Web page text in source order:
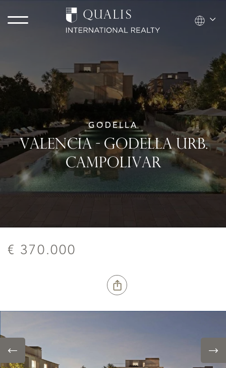
GODELLA
VALENCIA - GODELLA URB.
CAMPOLIVAR
€ 370.000